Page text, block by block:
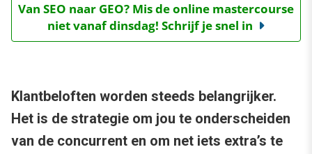
Van SEO naar GEO? Mis de online mastercourse
niet vanaf dinsdag! Schrijf je snel in
Klantbeloften worden steeds belangrijker.
Het is de strategie om jou te onderscheiden
van de concurrent en om net iets extra’s te